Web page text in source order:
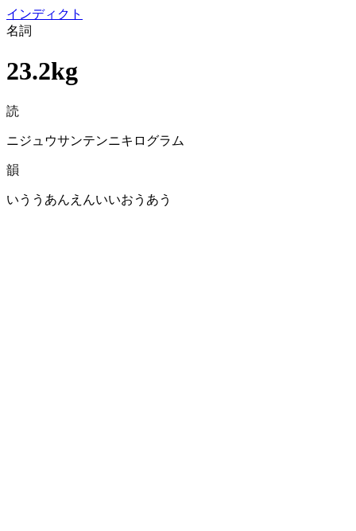
インディクト
名詞
23.2kg
読
ニジュウサンテンニキログラム
韻
いううあんえんいいおうあう